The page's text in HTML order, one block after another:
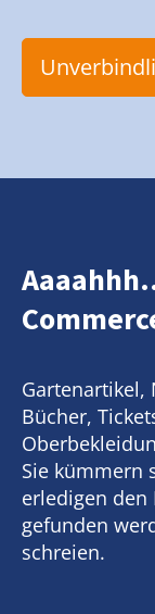
Gartenartikel,
Bücher,
Sie kümmern
erledigen den
gefunden
schreien.